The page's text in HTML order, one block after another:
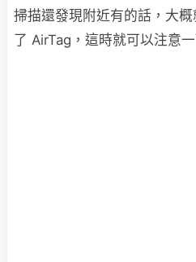
掃描還發現附近有的話，大
了 AirTag，這時就可以注意